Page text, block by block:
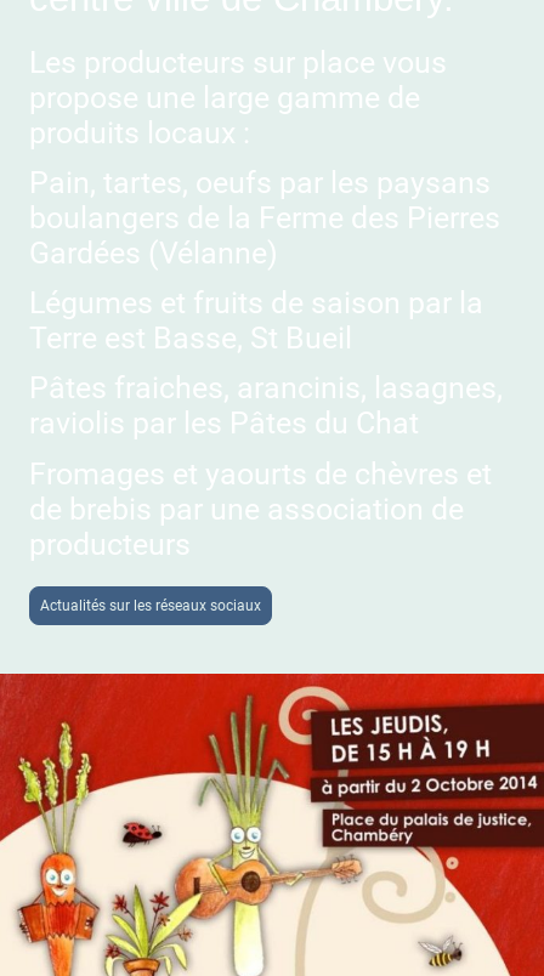
Les producteurs sur place vous
propose une large gamme de
produits locaux :
Pain, tartes, oeufs par les paysans
boulangers de la Ferme des Pierres
Gardées (Vélanne)
Légumes et fruits de saison par la
Terre est Basse, St Bueil
Pâtes fraiches, arancinis, lasagnes,
raviolis par les Pâtes du Chat
Fromages et yaourts de chèvres et
de brebis par une association de
producteurs
Actualités sur les réseaux sociaux